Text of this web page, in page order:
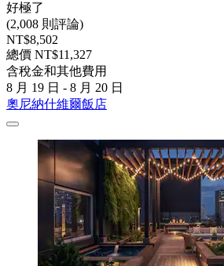
好極了
(2,008 則評論)
NT$8,502
總價 NT$11,327
含稅金和其他費用
8 月 19 日 - 8 月 20 日
奧尼納什維爾飯店